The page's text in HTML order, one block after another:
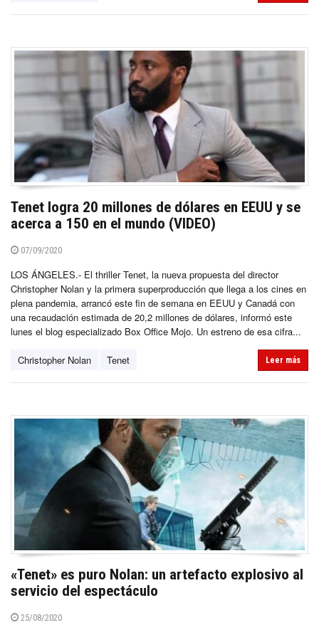
Tenet logra 20 millones de dólares en EEUU y se
acerca a 150 en el mundo (VIDEO)
07/09/2020
LOS ÁNGELES.- El thriller Tenet, la nueva propuesta del director
Christopher Nolan y la primera superproducción que llega a los cines en
plena pandemia, arrancó este fin de semana en EEUU y Canadá con
una recaudación estimada de 20,2 millones de dólares, informó este
lunes el blog especializado Box Office Mojo. Un estreno de esa cifra...
Christopher Nolan Tenet Leer más
«Tenet» es puro Nolan: un artefacto explosivo al
servicio del espectáculo
25/08/2020